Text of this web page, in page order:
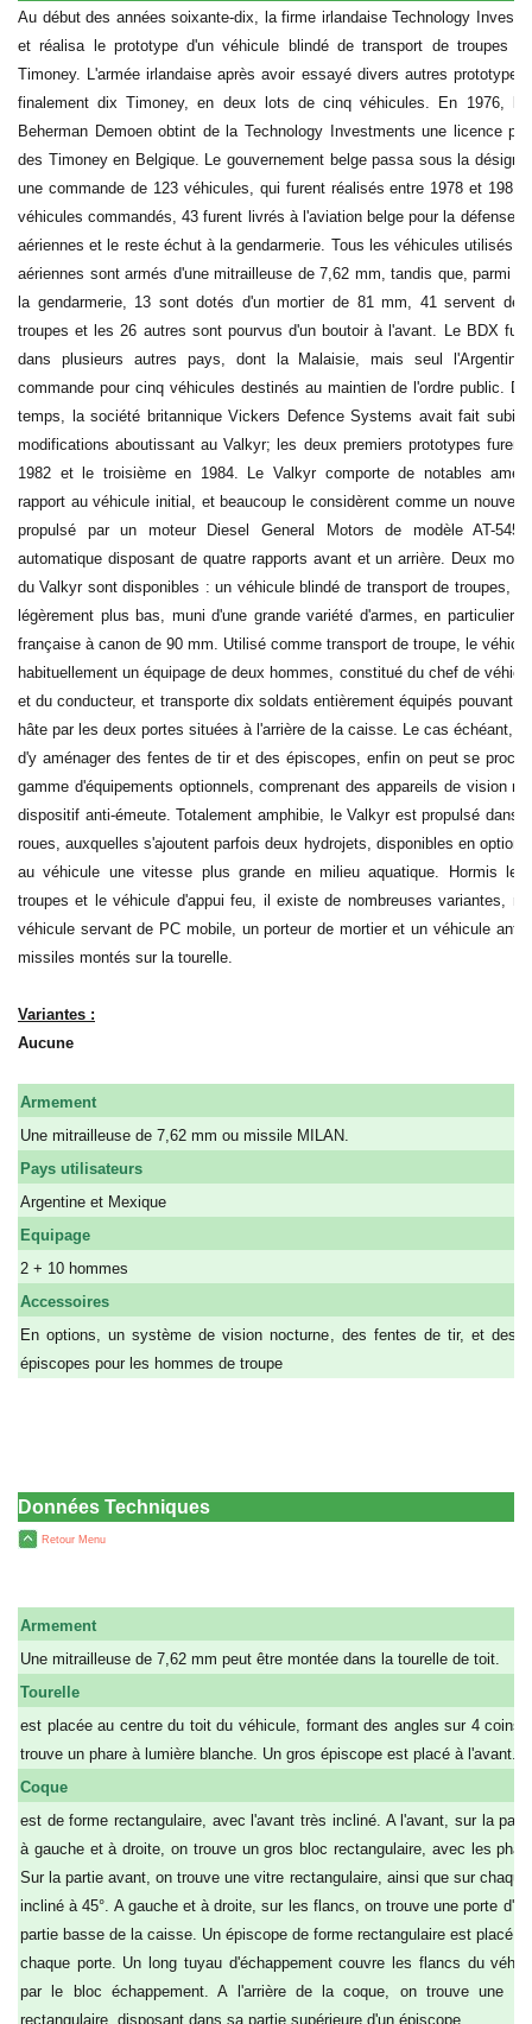
Au début des années soixante-dix, la firme irlandaise Technology
et réalisa le prototype d'un véhicule blindé de transport de troupes
Timoney. L'armée irlandaise après avoir essayé divers autres
finalement dix Timoney, en deux lots de cinq véhicules. En 1976, la
Beherman Demoen obtint de la Technology Investments une licence
des Timoney en Belgique. Le gouvernement belge passa sous la
une commande de 123 véhicules, qui furent réalisés entre 1978 et
véhicules commandés, 43 furent livrés à l'aviation belge pour la défense
aériennes et le reste échut à la gendarmerie. Tous les véhicules utilisés
aériennes sont armés d'une mitrailleuse de 7,62 mm, tandis que, parmi
la gendarmerie, 13 sont dotés d'un mortier de 81 mm, 41 servent de
troupes et les 26 autres sont pourvus d'un boutoir à l'avant. Le BDX fut
dans plusieurs autres pays, dont la Malaisie, mais seul l'Argentine
commande pour cinq véhicules destinés au maintien de l'ordre public.
temps, la société britannique Vickers Defence Systems avait fait subir
modifications aboutissant au Valkyr; les deux premiers prototypes furent
1982 et le troisième en 1984. Le Valkyr comporte de notables
rapport au véhicule initial, et beaucoup le considèrent comme un
propulsé par un moteur Diesel General Motors de modèle AT-545
automatique disposant de quatre rapports avant et un arrière. Deux
du Valkyr sont disponibles : un véhicule blindé de transport de troupes,
légèrement plus bas, muni d'une grande variété d'armes, en particulier
française à canon de 90 mm. Utilisé comme transport de troupe, le
habituellement un équipage de deux hommes, constitué du chef de
et du conducteur, et transporte dix soldats entièrement équipés pouvant
hâte par les deux portes situées à l'arrière de la caisse. Le cas échéant, il
d'y aménager des fentes de tir et des épiscopes, enfin on peut se
gamme d'équipements optionnels, comprenant des appareils de vision
dispositif anti-émeute. Totalement amphibie, le Valkyr est propulsé dans
roues, auxquelles s'ajoutent parfois deux hydrojets, disponibles en option,
au véhicule une vitesse plus grande en milieu aquatique. Hormis le
troupes et le véhicule d'appui feu, il existe de nombreuses variantes,
véhicule servant de PC mobile, un porteur de mortier et un véhicule
missiles montés sur la tourelle.
Variantes :
Aucune
Armement
Une mitrailleuse de 7,62 mm ou missile MILAN.
Pays utilisateurs
Argentine et Mexique
Equipage
2 + 10 hommes
Accessoires
En options, un système de vision nocturne, des fentes de tir, et des
épiscopes pour les hommes de troupe
Données Techniques
Retour Menu
Armement
Une mitrailleuse de 7,62 mm peut être montée dans la tourelle de toit.
Tourelle
est placée au centre du toit du véhicule, formant des angles sur 4 coins.
trouve un phare à lumière blanche. Un gros épiscope est placé à l'avant.
Coque
est de forme rectangulaire, avec l'avant très incliné. A l'avant, sur la
à gauche et à droite, on trouve un gros bloc rectangulaire, avec les
Sur la partie avant, on trouve une vitre rectangulaire, ainsi que sur
incliné à 45°. A gauche et à droite, sur les flancs, on trouve une porte
partie basse de la caisse. Un épiscope de forme rectangulaire est placé
chaque porte. Un long tuyau d'échappement couvre les flancs du
par le bloc échappement. A l'arrière de la coque, on trouve une
rectangulaire, disposant dans sa partie supérieure d'un épiscope.